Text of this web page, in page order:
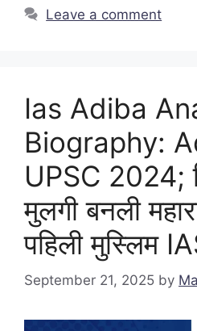
Leave a comment
Ias Adiba
Biography:
UPSC 2024;
मुलगी बनली
पहिली मुस्लिम
September 21, 2025 by